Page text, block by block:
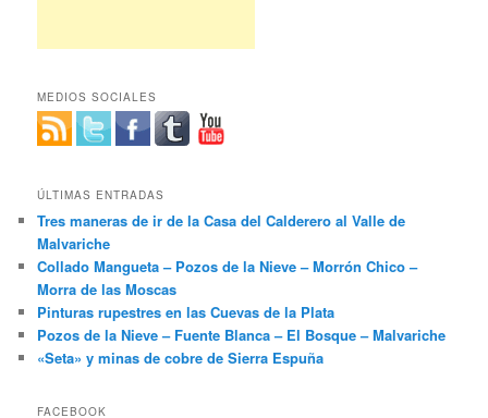
MEDIOS SOCIALES
ÚLTIMAS ENTRADAS
Tres maneras de ir de la Casa del Calderero al Valle de
Malvariche
Collado Mangueta – Pozos de la Nieve – Morrón Chico –
Morra de las Moscas
Pinturas rupestres en las Cuevas de la Plata
Pozos de la Nieve – Fuente Blanca – El Bosque – Malvariche
«Seta» y minas de cobre de Sierra Espuña
FACEBOOK